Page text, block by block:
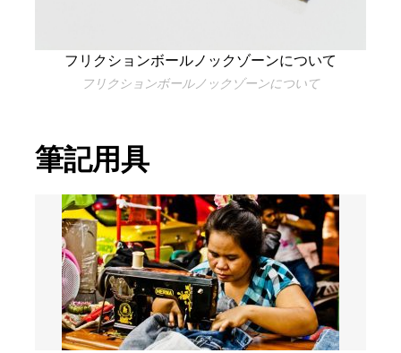
フリクションボールノックゾーンについて
フリクションボールノックゾーンについて
筆記用具